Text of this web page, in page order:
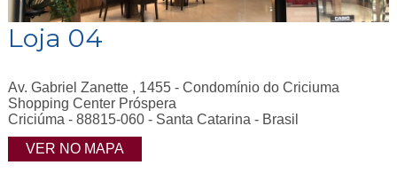
Loja 04
Av. Gabriel Zanette , 1455 - Condomínio do Criciuma
Shopping Center Próspera
Criciúma - 88815-060 - Santa Catarina - Brasil
VER NO MAPA